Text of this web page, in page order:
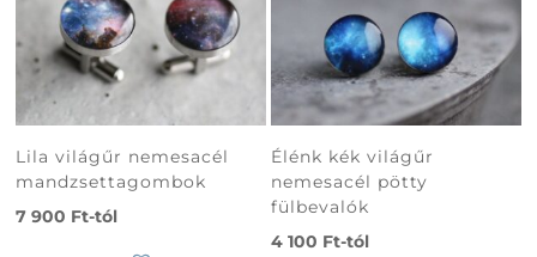
Lila világűr nemesacél
mandzsettagombok
7 900 Ft-tól
Élénk kék világűr
nemesacél pötty
fülbevalók
4 100 Ft-tól